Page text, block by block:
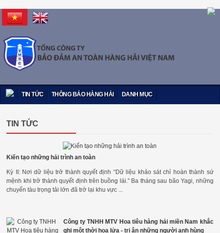
TIN TỨC THÔNG BÁO HÀNG HẢI DANH MỤC
TIN TỨC
Kiến tạo những hải trình an toàn
Kỳ II: Nơi dữ liệu trở thành quyết định “Dữ liệu khảo sát chỉ hoàn thành sứ
mệnh khi trở thành quyết định trên buồng lái.” Ba tháng sau bão Yagi, những
chuyến tàu trọng tải lớn đã trở lại khu vực ...
Công ty TNHH MTV Hoa tiêu hàng hải miền Nam khắc
ghi một thời hoa lửa - tri ân những người anh hùng